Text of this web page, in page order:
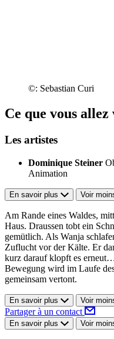
©: Sebastian Curi
Ce que vous
Les artistes
Dominique Steiner
Animation
En savoir plus Voir
Am Rande eines Waldes,
Haus. Draussen tobt ein
gemütlich. Als Wanja
Zuflucht vor der Kälte. Er
kurz darauf klopft es
Bewegung wird im Laufe
gemeinsam vertont.
En savoir plus Voir
Partager à un contact
En savoir plus Voir